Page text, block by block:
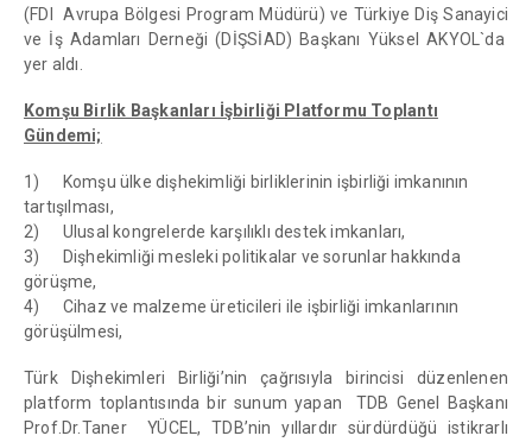
(FDI Avrupa Bölgesi Program Müdürü) ve Türkiye Diş Sanayici
ve İş Adamları Derneği (DİŞSİAD) Başkanı Yüksel AKYOL`da
yer aldı.
Komşu Birlik Başkanları İşbirliği Platformu Toplantı
Gündemi;
1) Komşu ülke dişhekimliği birliklerinin işbirliği imkanının
tartışılması,
2) Ulusal kongrelerde karşılıklı destek imkanları,
3) Dişhekimliği mesleki politikalar ve sorunlar hakkında
görüşme,
4) Cihaz ve malzeme üreticileri ile işbirliği imkanlarının
görüşülmesi,
Türk Dişhekimleri Birliği’nin çağrısıyla birincisi düzenlenen
platform toplantısında bir sunum yapan TDB Genel Başkanı
Prof.Dr.Taner YÜCEL, TDB’nin yıllardır sürdürdüğü istikrarlı